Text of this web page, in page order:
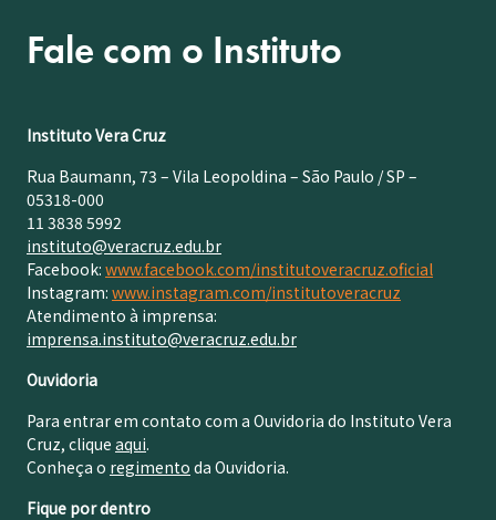
Fale com o Instituto
Instituto Vera Cruz
Rua Baumann, 73 – Vila Leopoldina – São Paulo / SP –
05318-000
11 3838 5992
instituto@veracruz.edu.br
Facebook: www.facebook.com/institutoveracruz.oficial
Instagram: www.instagram.com/institutoveracruz
Atendimento à imprensa:
imprensa.instituto@veracruz.edu.br
Ouvidoria
Para entrar em contato com a Ouvidoria do Instituto Vera
Cruz, clique aqui.
Conheça o regimento da Ouvidoria.
Fique por dentro